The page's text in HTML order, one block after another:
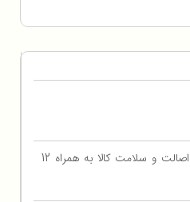
با ضمانت اصالت و سلامت کالا به همراه 12